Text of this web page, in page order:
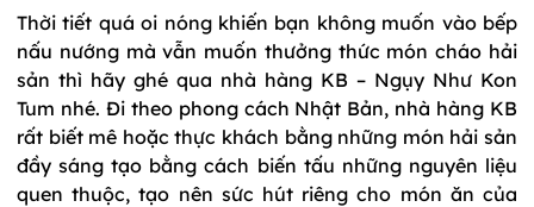
Thời tiết quá oi nóng khiến bạn không muốn vào bếp
nấu nướng mà vẫn muốn thưởng thức món cháo hải
sản thì hãy ghé qua nhà hàng KB – Ngụy Như Kon
Tum nhé. Đi theo phong cách Nhật Bản, nhà hàng KB
rất biết mê hoặc thực khách bằng những món hải sản
đầy sáng tạo bằng cách biến tấu những nguyên liệu
quen thuộc, tạo nên sức hút riêng cho món ăn của